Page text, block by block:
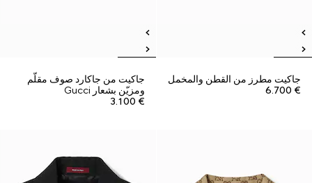
جاكيت مطرز من القطن والمخمل
€ 6.700
جاكيت من جاكارد صوف مقلّم
ومزيّن بشعار Gucci
€ 3.100